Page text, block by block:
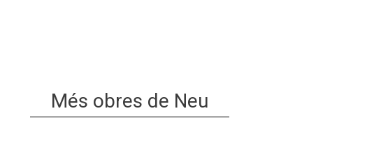
Més obres de Neu